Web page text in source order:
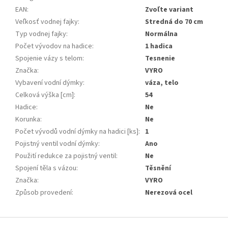
EAN:
Zvoľte variant
Veľkosť vodnej fajky:
Stredná do 70 cm
Typ vodnej fajky:
Normálna
Počet vývodov na hadice:
1 hadica
Spojenie vázy s telom:
Tesnenie
Značka:
VYRO
Vybavení vodní dýmky:
váza, telo
Celková výška [cm]:
54
Hadice:
Ne
Korunka:
Ne
Počet vývodů vodní dýmky na hadici [ks]: 1
Pojistný ventil vodní dýmky:
Ano
Použití redukce za pojistný ventil:
Ne
Spojení těla s vázou:
Těsnění
Značka:
VYRO
Způsob provedení: Nerezová ocel